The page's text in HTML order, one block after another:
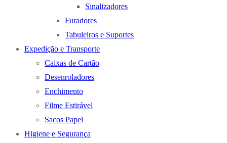
Sinalizadores
Furadores
Tabuleiros e Suportes
Expedição e Transporte
Caixas de Cartão
Desenroladores
Enchimento
Filme Estirável
Sacos Papel
Higiene e Segurança